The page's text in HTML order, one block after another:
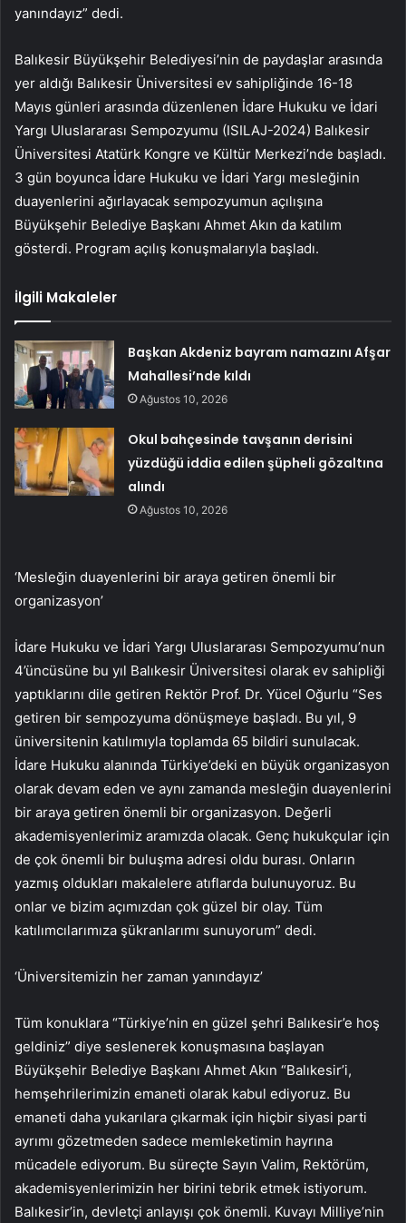
yanındayız” dedi.
Balıkesir Büyükşehir Belediyesi’nin de paydaşlar arasında
yer aldığı Balıkesir Üniversitesi ev sahipliğinde 16-18
Mayıs günleri arasında düzenlenen İdare Hukuku ve İdari
Yargı Uluslararası Sempozyumu (ISILAJ-2024) Balıkesir
Üniversitesi Atatürk Kongre ve Kültür Merkezi’nde başladı.
3 gün boyunca İdare Hukuku ve İdari Yargı mesleğinin
duayenlerini ağırlayacak sempozyumun açılışına
Büyükşehir Belediye Başkanı Ahmet Akın da katılım
gösterdi. Program açılış konuşmalarıyla başladı.
İlgili Makaleler
Başkan Akdeniz bayram namazını Afşar
Mahallesi’nde kıldı
Ağustos 10, 2026
Okul bahçesinde tavşanın derisini
yüzdüğü iddia edilen şüpheli gözaltına
alındı
Ağustos 10, 2026
‘Mesleğin duayenlerini bir araya getiren önemli bir
organizasyon’
İdare Hukuku ve İdari Yargı Uluslararası Sempozyumu’nun
4’üncüsüne bu yıl Balıkesir Üniversitesi olarak ev sahipliği
yaptıklarını dile getiren Rektör Prof. Dr. Yücel Oğurlu “Ses
getiren bir sempozyuma dönüşmeye başladı. Bu yıl, 9
üniversitenin katılımıyla toplamda 65 bildiri sunulacak.
İdare Hukuku alanında Türkiye’deki en büyük organizasyon
olarak devam eden ve aynı zamanda mesleğin duayenlerini
bir araya getiren önemli bir organizasyon. Değerli
akademisyenlerimiz aramızda olacak. Genç hukukçular için
de çok önemli bir buluşma adresi oldu burası. Onların
yazmış oldukları makalelere atıflarda bulunuyoruz. Bu
onlar ve bizim açımızdan çok güzel bir olay. Tüm
katılımcılarımıza şükranlarımı sunuyorum” dedi.
‘Üniversitemizin her zaman yanındayız’
Tüm konuklara “Türkiye’nin en güzel şehri Balıkesir’e hoş
geldiniz” diye seslenerek konuşmasına başlayan
Büyükşehir Belediye Başkanı Ahmet Akın “Balıkesir’i,
hemşehrilerimizin emaneti olarak kabul ediyoruz. Bu
emaneti daha yukarılara çıkarmak için hiçbir siyasi parti
ayrımı gözetmeden sadece memleketimin hayrına
mücadele ediyorum. Bu süreçte Sayın Valim, Rektörüm,
akademisyenlerimizin her birini tebrik etmek istiyorum.
Balıkesir’in, devletçi anlayışı çok önemli. Kuvayı Milliye’nin